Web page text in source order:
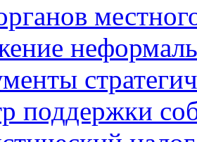
поддержки